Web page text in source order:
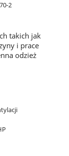
2
takich jak
i prace
odzież